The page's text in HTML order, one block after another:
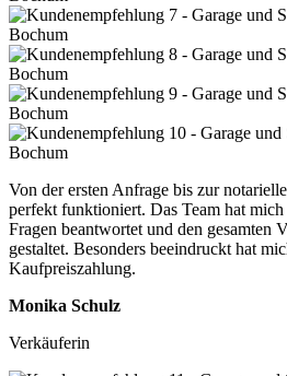
Von der ersten Anfrage bis zur
perfekt funktioniert. Das Team hat
Fragen beantwortet und den gesamten
gestaltet. Besonders beeindruckt hat
Kaufpreiszahlung.
Monika Schulz
Verkäuferin